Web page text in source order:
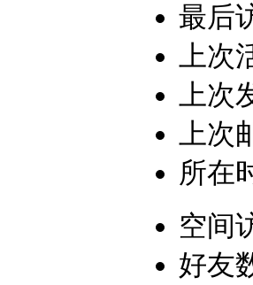
最后
上次
上次
上次
所在
空间
好友